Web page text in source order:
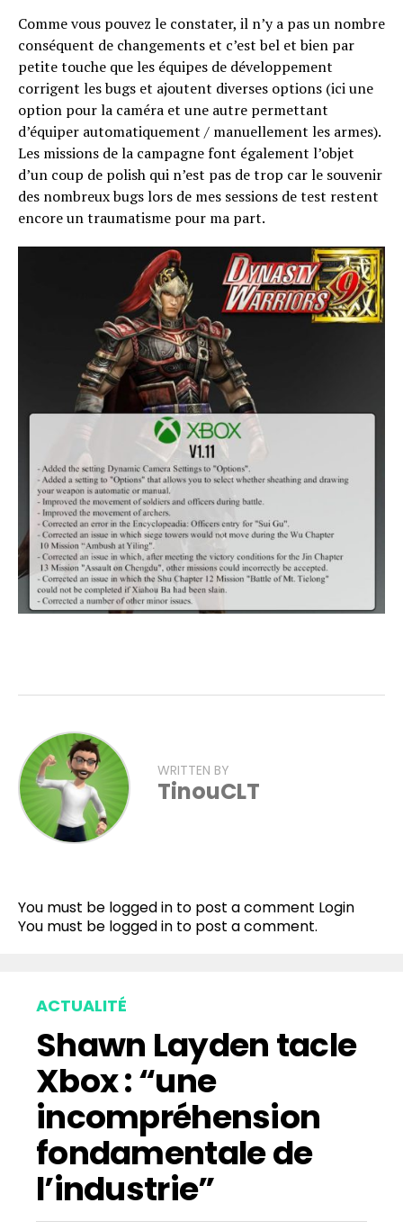
Comme vous pouvez le constater, il n’y a pas un nombre
conséquent de changements et c’est bel et bien par
petite touche que les équipes de développement
corrigent les bugs et ajoutent diverses options (ici une
option pour la caméra et une autre permettant
d’équiper automatiquement / manuellement les armes).
Les missions de la campagne font également l’objet
d’un coup de polish qui n’est pas de trop car le souvenir
des nombreux bugs lors de mes sessions de test restent
encore un traumatisme pour ma part.
WRITTEN BY
TinouCLT
You must be logged in to post a comment Login
You must be logged in to post a comment.
ACTUALITÉ
Shawn Layden tacle
Xbox : “une
incompréhension
fondamentale de
l’industrie”
Pinterest